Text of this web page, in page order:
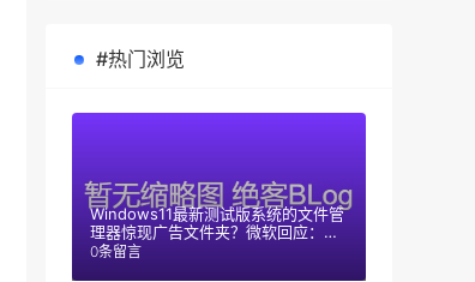
#热门浏览
Windows11最新测试版系统的文件管
理器惊现广告文件夹？微软回应：只
是测试阶段
0条留言